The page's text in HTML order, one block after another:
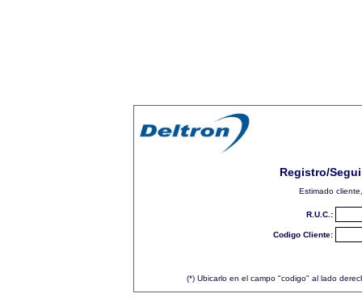
Registro/
Estimado
R.U.C.:
Codigo Cliente:
(*) Ubicarlo en el campo "codigo" al lado